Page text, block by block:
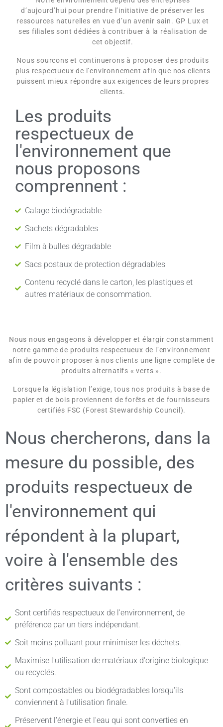
d’aujourd’hui pour prendre l’initiative de préserver les
ressources naturelles en vue d’un avenir sain. GP Lux et
ses filiales sont dédiées à contribuer à la réalisation de
cet objectif.
Nous sourcons et continuerons à proposer des produits
plus respectueux de l’environnement afin que nos clients
puissent mieux répondre aux exigences de leurs propres
clients.
Les produits
respectueux de
l'environnement que
nous proposons
comprennent :
Calage biodégradable
Sachets dégradables
Film à bulles dégradable
Sacs postaux de protection dégradables
Contenu recyclé dans le carton, les plastiques et
autres matériaux de consommation.
Nous nous engageons à développer et élargir constamment
notre gamme de produits respectueux de l’environnement
afin de pouvoir proposer à nos clients une ligne complète de
produits alternatifs « verts ».
Lorsque la législation l’exige, tous nos produits à base de
papier et de bois proviennent de forêts et de fournisseurs
certifiés FSC (Forest Stewardship Council).
Nous chercherons, dans la
mesure du possible, des
produits respectueux de
l'environnement qui
répondent à la plupart,
voire à l'ensemble des
critères suivants :
Sont certifiés respectueux de l'environnement, de
préférence par un tiers indépendant.
Soit moins polluant pour minimiser les déchets.
Maximise l'utilisation de matériaux d'origine biologique
ou recyclés.
Sont compostables ou biodégradables lorsqu'ils
conviennent à l'utilisation finale.
Préservent l'énergie et l'eau qui sont converties en